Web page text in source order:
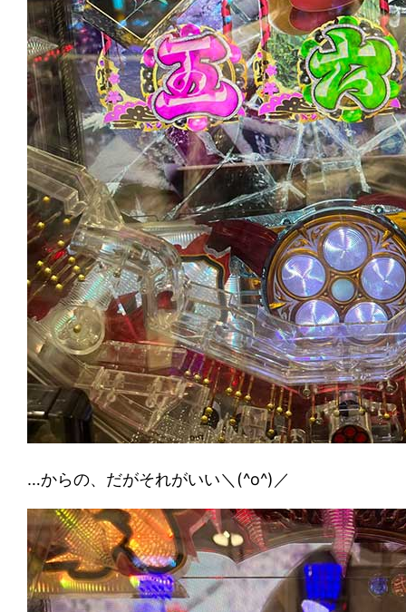
…からの、だがそれがいい＼(^o^)／